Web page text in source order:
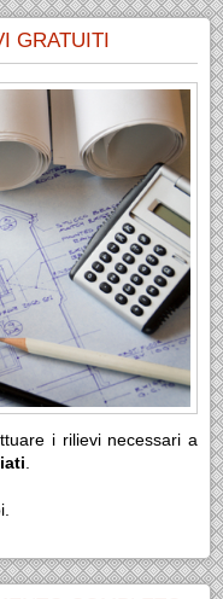
GRATUITI
i rilievi necessari a